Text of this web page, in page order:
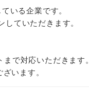
いる企業です。
ていただきます。
で対応いただきます。
います。